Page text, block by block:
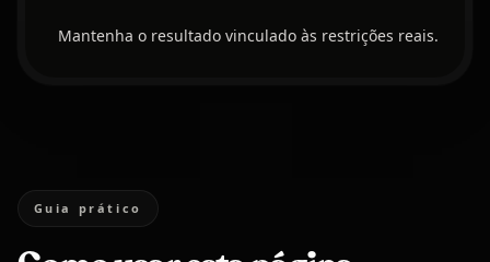
Mantenha o resultado vinculado às restrições reais.
Guia prático